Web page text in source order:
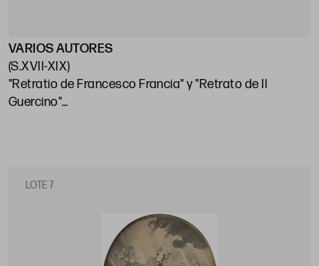
VARIOS AUTORES
(S.XVII-XIX)
"Retratio de Francesco Francia" y "Retrato de Il
Guercino"
LOTE 7